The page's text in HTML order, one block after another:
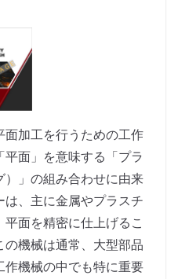
加工を行うための工作
面」を意味する「プラ
）」の組み合わせに由来
は、主に金属やプラスチ
面を精密に仕上げるこ
機械は通常、大型部品
機械の中でも特に重要